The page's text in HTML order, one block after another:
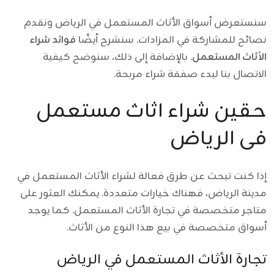
سنستعرض أسواق الأثاث المستعمل في الرياض ونقدم
نصائح للمشاركة في المزادات. سنشرح أيضًا فوائد شراء
الأثاث المستعمل. بالإضافة إلى ذلك، سنوضح كيفية
الاتصال بنا لبدء صفقة شراء مربحة.
حقين شراء اثاث مستعمل
فى الرياض
إذا كنت تبحث عن طرق فعالة لشراء الأثاث المستعمل في
مدينة الرياض، فهناك خيارات متعددة. يمكنك العثور على
متاجر متخصصة في تجارة الأثاث المستعمل. كما يوجد
أسواق متخصصة في بيع هذا النوع من الأثاث.
تجارة الأثاث المستعمل في الرياض